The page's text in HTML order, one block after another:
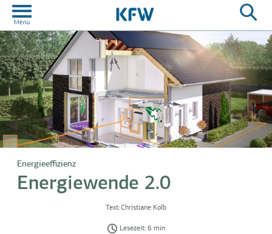
Energieeffizienz
Energiewende 2.0
Text:Christiane Kolb
Lesezeit: 6 min